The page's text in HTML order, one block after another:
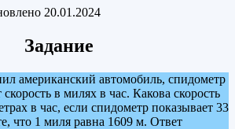
20.01.2024
Задание
американский автомобиль, спидометр
в милях в час. Какова скорость
в час, если спидометр показывает 33
что 1 миля равна 1609 м. Ответ